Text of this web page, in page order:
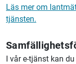
Läs mer om
tjänsten.
I vår e-tjänst kan